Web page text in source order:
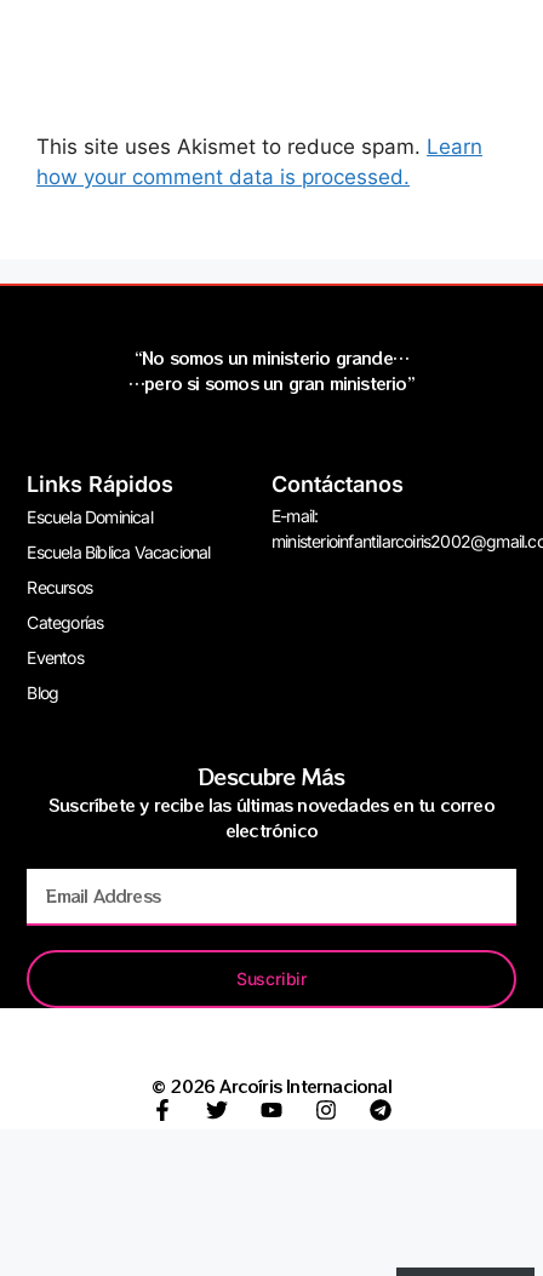
This site uses Akismet to reduce spam. Learn
how your comment data is processed.
“No somos un ministerio grande…
…pero si somos un gran ministerio”
Links Rápidos
Escuela Dominical
Escuela Bíblica Vacacional
Recursos
Categorías
Eventos
Blog
Contáctanos
E-mail:
Descubre Más
Suscríbete y recibe las últimas novedades en tu correo
electrónico
Suscribir
© 2026 Arcoíris Internacional